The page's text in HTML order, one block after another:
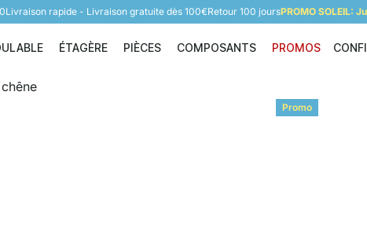
Livraison rapide - Livraison gratuite dès 100€Retour 100 joursPROMO SOLEIL:
Étagère modulable
ÉTAGÈRE
Étagère
PIÈCES
Pièces
COMPOSANTS
Composants
PROMOS
Promo